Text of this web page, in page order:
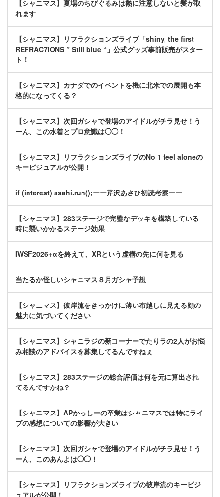
【シャニマス】夏場のちびぐるみは熱に注意しないと髪が取
れます
【シャニマス】リフラクションズライブ「shiny, the first
REFRAC7IONS ” Still blue “」公式グッズ事前販売がスター
ト！
【シャニマス】カナダでのイベントを機に北米での展開も本
格的になってくる？
【シャニマス】次回ガシャで登場のアイドルがチラ見せ！う
ーん、この水着とプロ意識は◯◯！
【シャニマス】リフラクションズライブのNo 1 feel aloneの
キービジュアルが公開！
if (interest) asahi.run();ーー芹沢あさひ初読考察ーー
【シャニマス】283ステージで完璧なデッキを構築している
時に襲いかかるステージ効果
IWSF2026+αを終えて、XRという虚構の先に何を見る
当たるか怪しいシャニマス８月ガシャ予想
【シャニマス】彼岸流をきっかけに薄い布越しに見える顔の
魅力に気づいてください
【シャニマス】シャニラジの新コーナーでたりラの2人がお悩
み相談のアドバイスを募集してるんですねぇ
【シャニマス】283ステージの総合評価は何を元に算出され
てるんですかね？
【シャニマス】APかっしーの卒業はシャニマスでは特にライ
ブの感想についての影響が大きい
【シャニマス】次回ガシャで登場のアイドルがチラ見せ！う
ーん、このあんよは◯◯！
【シャニマス】リフラクションズライブの彼岸流のキービジ
ュアルが公開！